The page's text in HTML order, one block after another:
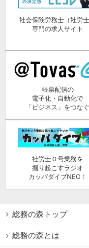
社会保険労務士（社労士
専門の求人サイト
帳票配信の
電子化・自動化で
「ビジネス」をつなぐ
社労士０号業務を
掘り起こすラジオ
カッパダイブNEO！
総務の森トップ
総務の森とは